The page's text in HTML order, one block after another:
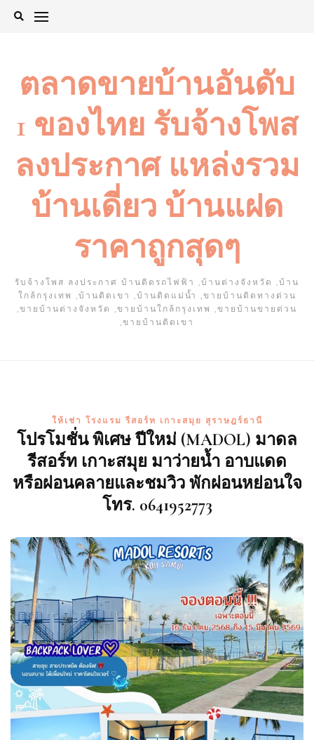
Skip
ตลาดขายบ้านอันดับ
1 ของไทย รับจ้างโพส
ลงประกาศ แหล่งรวม
บ้านเดี่ยว บ้านแฝด
ราคาถูกสุดๆ
รับจ้างโพส ลงประกาศ บ้านติดรถไฟฟ้า ,บ้านต่างจังหวัด ,บ้าน
ใกล้กรุงเทพ ,บ้านติดเขา ,บ้านติดแม่น้ำ ,ขายบ้านติดทางด่วน
,ขายบ้านต่างจังหวัด ,ขายบ้านใกล้กรุงเทพ ,ขายบ้านขายด่วน
,ขายบ้านติดเขา
ให้เช่า โรงแรม รีสอร์ท เกาะสมุย สุราษฎร์ธานี
โปรโมชั่น พิเศษ ปีใหม่ (MADOL) มาดล
รีสอร์ท เกาะสมุย มาว่ายนํ้า อาบแดด
หรือผ่อนคลายและชมวิว พักผ่อนหย่อนใจ
โทร. 0641952773